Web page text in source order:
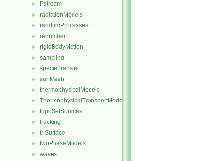
► Pstream
► radiationModels
► randomProcesses
► renumber
► rigidBodyMotion
► sampling
► specieTransfer
► surfMesh
► thermophysicalModels
► ThermophysicalTransportModels
► topoSetSources
► tracking
► triSurface
► twoPhaseModels
► waves